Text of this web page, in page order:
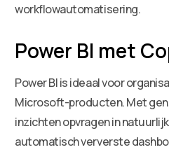
workflowautomatisering.
Power BI met
Power BI is ideaal voor
Microsoft-producten. Met
inzichten opvragen in
automatisch ververste